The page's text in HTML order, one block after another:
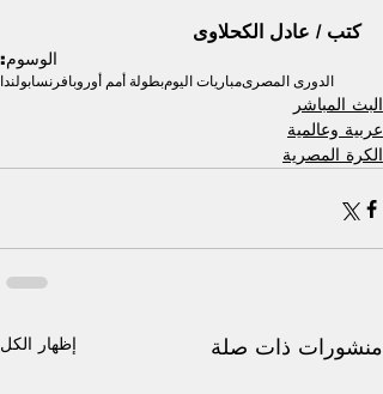
كتب / عادل الكحلاوى
الوسوم:
الدورى المصرىمباريات اليومبطولة أمم أوروبافرنسابولندا
البث المباشر
عربية وعالمية
الكرة المصرية
منشورات ذات صلة إظهار الكل